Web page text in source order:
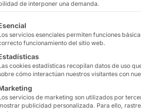
7″ ,
La
de interponer una demanda.
se enumeran los grupos
servicios esenciales permiten funciones
funcionamiento del sitio web.
cookies estadísticas recopilan datos de uso
cómo interactúan nuestros visitantes con
servicios de marketing son utilizados por
publicidad personalizada. Para ello,